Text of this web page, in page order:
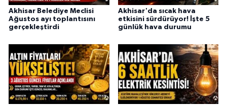
Akhisar Belediye Meclisi
Ağustos ayı toplantısını
gerçekleştirdi
Akhisar'da sıcak hava
etkisini sürdürüyor! İşte 5
günlük hava durumu